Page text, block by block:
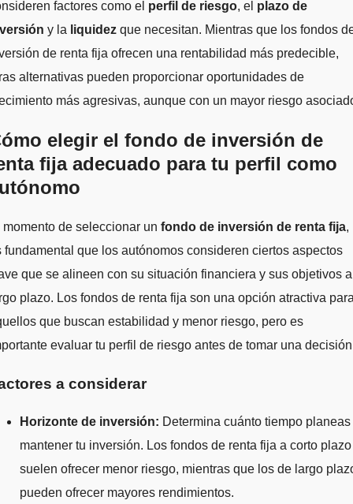
factores como el perfil de riesgo, el plazo de
y la liquidez que necesitan. Mientras que los fondos
de renta fija ofrecen una rentabilidad más predecible,
alternativas pueden proporcionar oportunidades de
más agresivas, aunque con un mayor riesgo
elegir el fondo de inversión de
fija adecuado para tu perfil como
momento de seleccionar un fondo de inversión de renta fija,
fundamental que los autónomos consideren ciertos aspectos
que se alineen con su situación financiera y sus objetivos a
plazo. Los fondos de renta fija son una opción atractiva
que buscan estabilidad y menor riesgo, pero es
evaluar tu perfil de riesgo antes de tomar una
a considerar
Horizonte de inversión: Determina cuánto tiempo planeas
mantener tu inversión. Los fondos de renta fija a corto plazo
suelen ofrecer menor riesgo, mientras que los de largo
pueden ofrecer mayores rendimientos.